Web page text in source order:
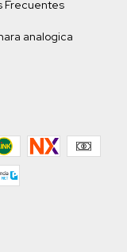
Frecuentes
analogica